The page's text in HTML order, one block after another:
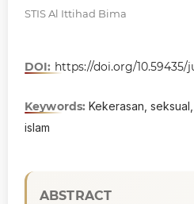
STIS Al Ittihad Bima
DOI: https://doi.org/10.59435/
Keywords:Kekerasan,
islam
ABSTRACT